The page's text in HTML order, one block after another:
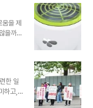
하는
팸이
네트
적으로
기간
을 제
을까
너지
한 디
겁니
지에
유로
이야
한 일
하고,
이나